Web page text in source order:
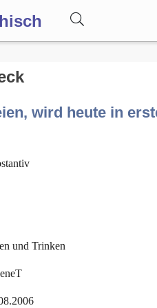
wird heute in
und Trinken